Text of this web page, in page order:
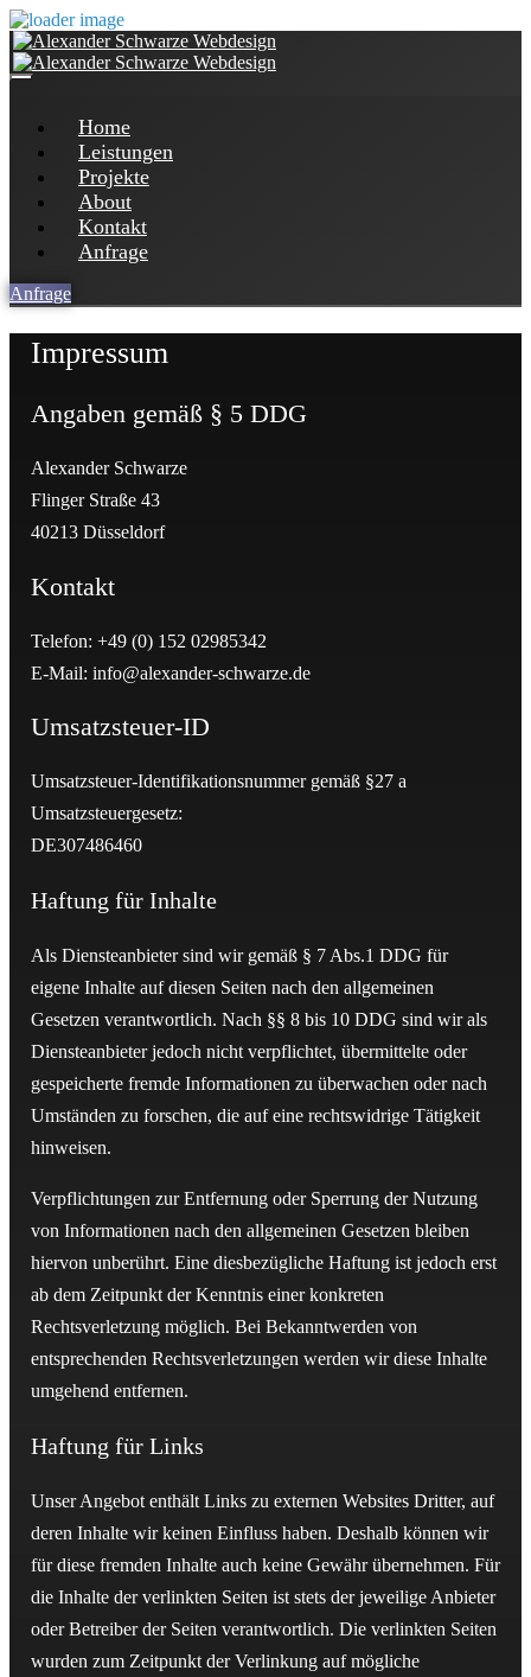
Home
Leistungen
Projekte
About
Kontakt
Anfrage
Anfrage
Impressum
Angaben gemäß § 5 DDG
Alexander Schwarze
Flinger Straße 43
40213 Düsseldorf
Kontakt
Telefon: +49 (0) 152 02985342
E-Mail: info@alexander-schwarze.de
Umsatzsteuer-ID
Umsatzsteuer-Identifikationsnummer gemäß §27 a
Umsatzsteuergesetz:
DE307486460
Haftung für Inhalte
Als Diensteanbieter sind wir gemäß § 7 Abs.1 DDG für
eigene Inhalte auf diesen Seiten nach den allgemeinen
Gesetzen verantwortlich. Nach §§ 8 bis 10 DDG sind wir als
Diensteanbieter jedoch nicht verpflichtet, übermittelte oder
gespeicherte fremde Informationen zu überwachen oder nach
Umständen zu forschen, die auf eine rechtswidrige Tätigkeit
hinweisen.
Verpflichtungen zur Entfernung oder Sperrung der Nutzung
von Informationen nach den allgemeinen Gesetzen bleiben
hiervon unberührt. Eine diesbezügliche Haftung ist jedoch erst
ab dem Zeitpunkt der Kenntnis einer konkreten
Rechtsverletzung möglich. Bei Bekanntwerden von
entsprechenden Rechtsverletzungen werden wir diese Inhalte
umgehend entfernen.
Haftung für Links
Unser Angebot enthält Links zu externen Websites Dritter, auf
deren Inhalte wir keinen Einfluss haben. Deshalb können wir
für diese fremden Inhalte auch keine Gewähr übernehmen. Für
die Inhalte der verlinkten Seiten ist stets der jeweilige Anbieter
oder Betreiber der Seiten verantwortlich. Die verlinkten Seiten
wurden zum Zeitpunkt der Verlinkung auf mögliche